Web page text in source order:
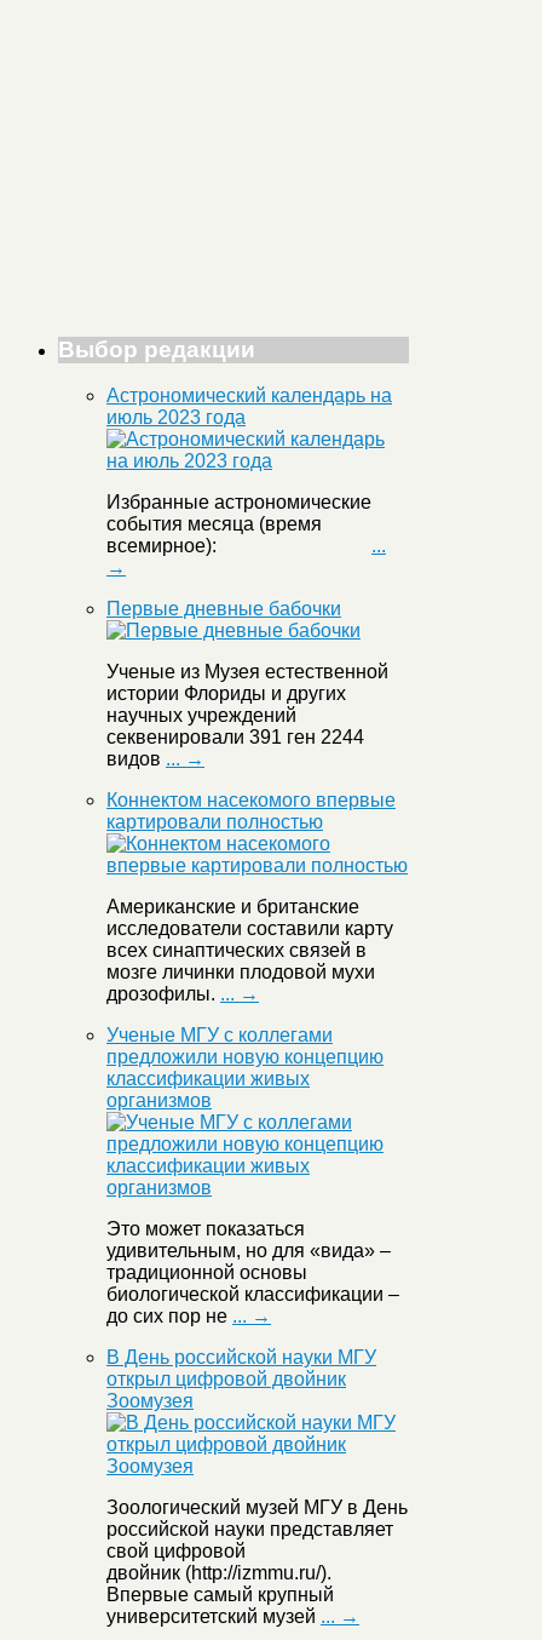
Выбор редакции
Астрономический календарь на
июль 2023 года
Избранные астрономические
события месяца (время
всемирное): ...
→
Первые дневные бабочки
Ученые из Музея естественной
истории Флориды и других
научных учреждений
секвенировали 391 ген 2244
видов ... →
Коннектом насекомого впервые
картировали полностью
Американские и британские
исследователи составили карту
всех синаптических связей в
мозге личинки плодовой мухи
дрозофилы. ... →
Ученые МГУ с коллегами
предложили новую концепцию
классификации живых
организмов
Это может показаться
удивительным, но для «вида» –
традиционной основы
биологической классификации –
до сих пор не ... →
В День российской науки МГУ
открыл цифровой двойник
Зоомузея
Зоологический музей МГУ в День
российской науки представляет
свой цифровой
двойник (http://izmmu.ru/).
Впервые самый крупный
университетский музей ... →